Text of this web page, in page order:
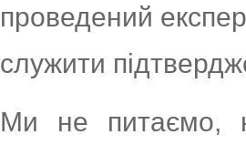
проведений
служити
Ми не питаємо,